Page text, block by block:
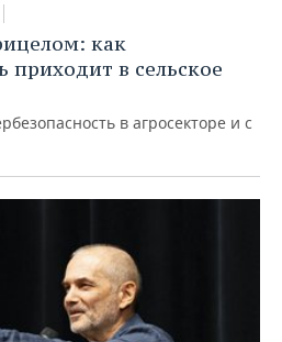
как
приходит в сельское
в агросекторе и с